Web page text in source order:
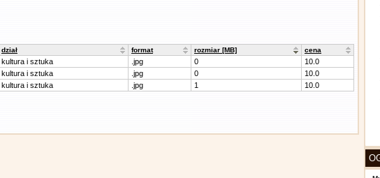
dział format rozmiar [MB] cena
kultura i sztuka .jpg 0
10.0
kultura i sztuka .jpg 0
10.0
kultura i sztuka .jpg 1 10.0